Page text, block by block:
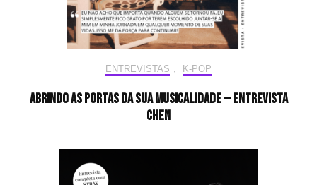
ENTREVISTAS K-POP
Abrindo as portas da sua musicalidade — Entrevista
CHEN